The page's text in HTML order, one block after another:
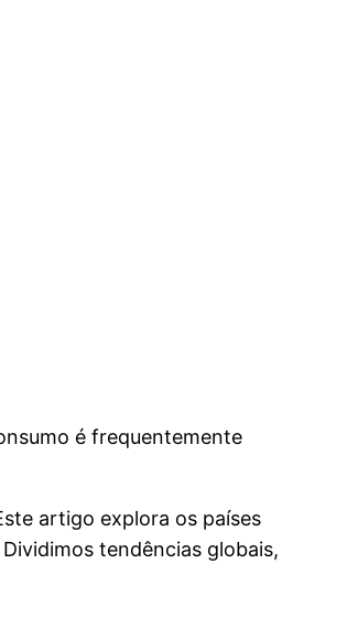
é frequentemente
artigo explora os países
tendências globais,